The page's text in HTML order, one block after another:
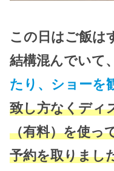
この日はご飯は
結構混んでいて、
たり、ショーを
致し方なくディ
（有料）を使っ
予約を取りまし